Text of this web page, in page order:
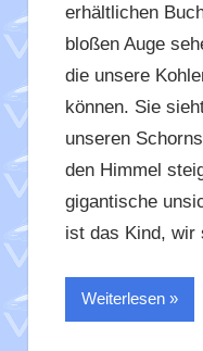
erhältlichen
bloßen Auge
die unsere
können. Sie
unseren
den Himmel
gigantische
ist das Kind, wir
Weiterlesen